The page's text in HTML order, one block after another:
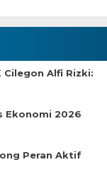
Cilegon Alfi Rizki:
Ekonomi 2026
Peran Aktif